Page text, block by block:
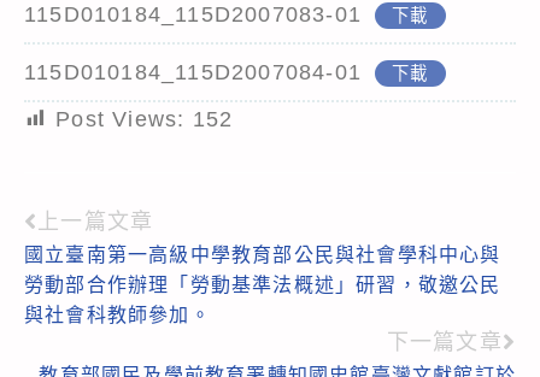
115D010184_115D2007083-01 下載
115D010184_115D2007084-01 下載
Post Views: 152
Read
more
articles
上一篇文章
國立臺南第一高級中學教育部公民與社會學科中心與
勞動部合作辦理「勞動基準法概述」研習，敬邀公民
與社會科教師參加。
下一篇文章